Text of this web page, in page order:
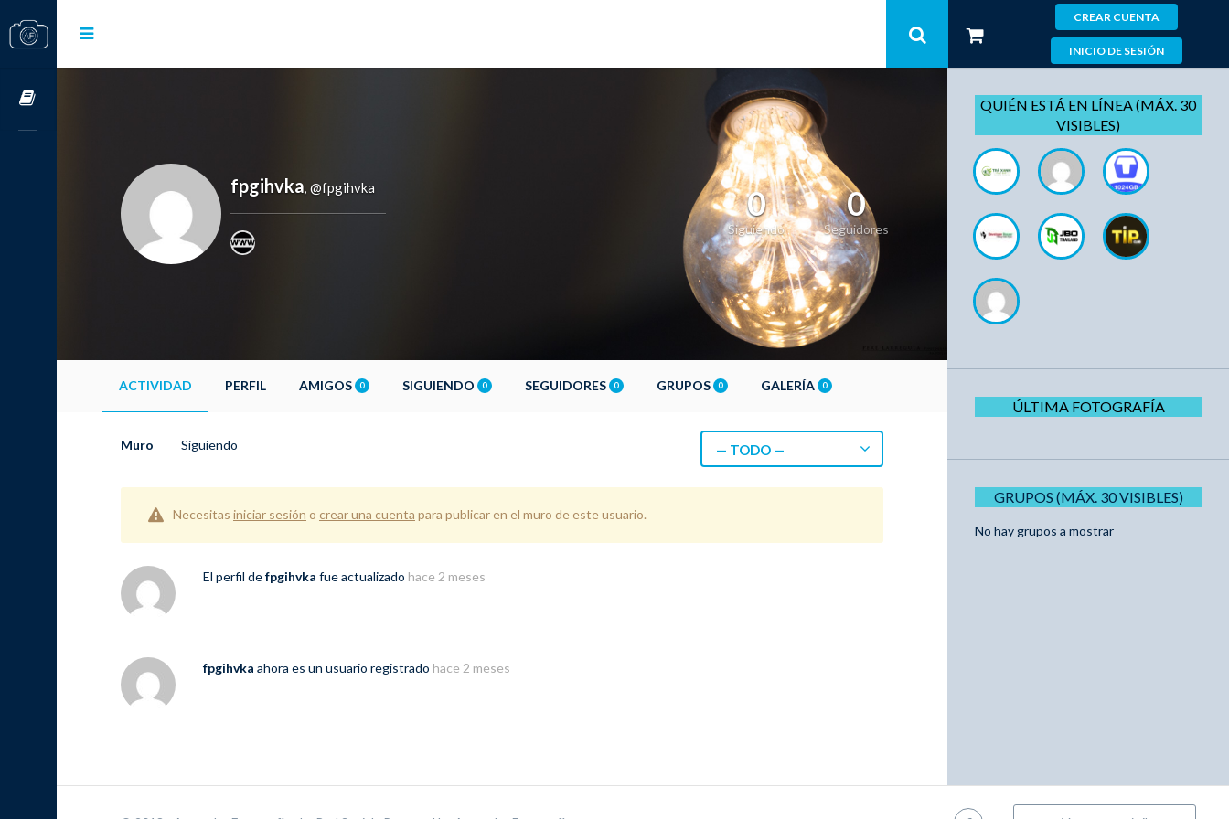
CREAR CUENTA
INICIO DE SESIÓN
fpgihvka, @fpgihvka 0
Siguiendo
0
Seguidores
ACTIVIDAD PERFIL AMIGOS 0 SIGUIENDO 0 SEGUIDORES 0 GRUPOS 0 GALERÍA 0
Muro Siguiendo — TODO —
Necesitas iniciar sesión o crear una cuenta para publicar en el muro de este usuario.
El perfil defpgihvka fue actualizado hace 2 meses
fpgihvka ahora es un usuario registrado hace 2 meses
QUIÉN ESTÁ EN LÍNEA (MÁX. 30
VISIBLES)
ÚLTIMA FOTOGRAFÍA
GRUPOS (MÁX. 30 VISIBLES)
No hay grupos a mostrar